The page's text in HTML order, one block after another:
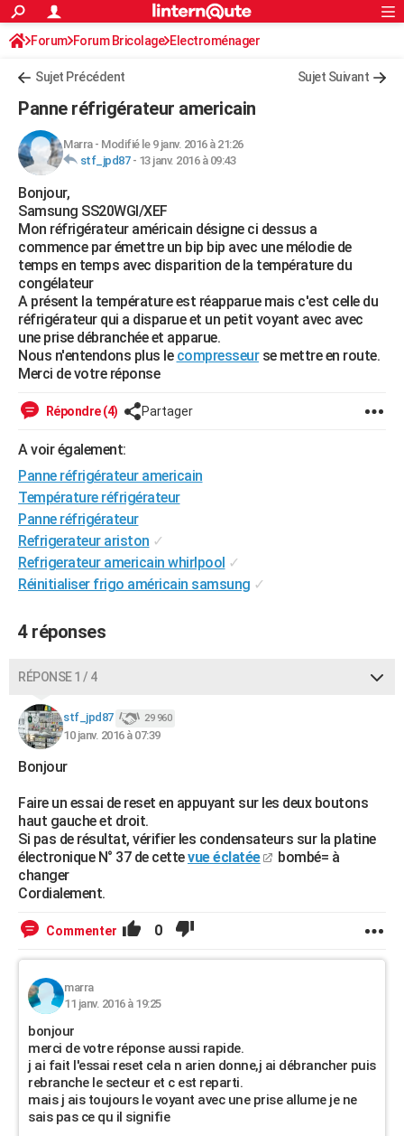
ACTUALITÉS
Politique
Société
Faits Divers
Education
Monde
Villes
+
FINANCE
Retraite
Impôts
Epargne
Immobilier
Risques naturels par ville
Banque
Assurance
Crédit
AUTO
Essais
Réserver un essai
Citadines
Berlines
SUV
Forum auto
+HIGH-TECH
Mobiles
Meilleur smartphone
Internet
Ordinateurs
Jeux vidéo
Guide high-tech
+BRICOLAGE
Forum
Aménagement intérieur
Extérieur
Cuisine
Salle de bains
Jardinage
Rangement
WEEK-END
Guides de France
Escapades
Patrimoine
Expositions
Musées
Week-end nature
LIFESTYLE
Art de vivre
Bien-être
Loisirs
ModeModes de vie
SANTE
Destinations
City break
Voyage nature
Voyage de noces
Forum
Climat
BONS PLANS
CARTE DE VOEUX
Carte de Noël
Carte Bonne année
Carte Saint-Valentin
Carte Pâques
Carte d'anniversaire
DICTIONNAIRE
COPAINS D'AVANT
S'inscrire
Se connecter
Lycées
Collèges
Primaires
Universités
Entreprises
Service militaire
Avis de recherche
AVIS DE DÉCÈS
FORUM
Bricolage
Lifestyle
Culture
Sport
Auto
Television
Voyage
Cinema
S'inscrire
Connexion
Forum Forum Bricolage Electroménager
Sujet Précédent Sujet Suivant
Panne réfrigérateur americain
Marra- Modifié le 9 janv. 2016 à 21:26
stf_jpd87- 13 janv. 2016 à 09:43
Bonjour,
Samsung SS20WGI/XEF
Mon réfrigérateur américain désigne ci dessus a
commence par émettre un bip bip avec une mélodie de
temps en temps avec disparition de la température du
congélateur
A présent la température est réapparue mais c'est celle du
réfrigérateur qui a disparue et un petit voyant avec avec
une prise débranchée et apparue.
Nous n'entendons plus le compresseurse mettre en route.
Merci de votre réponse
Répondre (4) Partager
A voir également:
Panne réfrigérateur americain
Température réfrigérateur
Panne réfrigérateur
Refrigerateur ariston ✓
Refrigerateur americain whirlpool ✓
Réinitialiser frigo américain samsung ✓
4 réponses
RÉPONSE 1 / 4
stf_jpd87 29 960
10 janv. 2016 à 07:39
Bonjour
Faire un essai de reset en appuyant sur les deux boutons
haut gauche et droit.
Si pas de résultat, vérifier les condensateurs sur la platine
électronique N° 37 de cettevue éclatée
bombé= à
changer
Cordialement.
Commenter 0
marra
11 janv. 2016 à 19:25
bonjour
merci de votre réponse aussi rapide.
j ai fait l'essai reset cela n arien donne,j ai débrancher puis
rebranche le secteur et c est reparti.
mais j ais toujours le voyant avec une prise allume je ne
sais pas ce qu il signifie